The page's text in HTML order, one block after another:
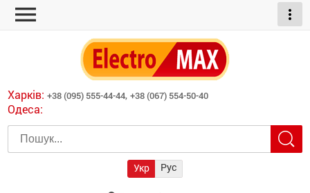
menu more_vert
Харків: +38 (095) 555-44-44, +38 (067) 554-50-40
Одеса:
Укр Рус
обігрівачі
машини
для